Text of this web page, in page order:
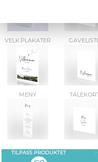
VELK.PLAKATER
MENY
TILPASS PRODUKTET